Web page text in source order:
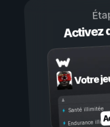
Activez
Votre
Santé illimitée
Endurance